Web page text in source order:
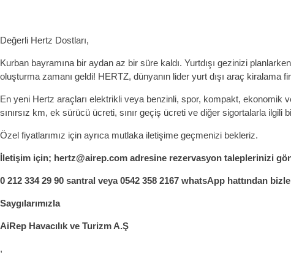
Değerli Hertz Dostları,
Kurban bayramına bir aydan az bir süre kaldı. Yurtdışı gezinizi
oluşturma zamanı geldi! HERTZ, dünyanın lider yurt dışı araç kiralama
En yeni Hertz araçları elektrikli veya benzinli, spor, kompakt, ekonomik
sınırsız km, ek sürücü ücreti, sınır geçiş ücreti ve diğer sigortalarla
Özel fiyatlarımız için ayrıca mutlaka iletişime geçmenizi bekleriz.
İletişim için; hertz@airep.com adresine rezervasyon taleplerinizi
0 212 334 29 90 santral veya 0542 358 2167 whatsApp hattından
Saygılarımızla
AiRep Havacılık ve Turizm A.Ş
,